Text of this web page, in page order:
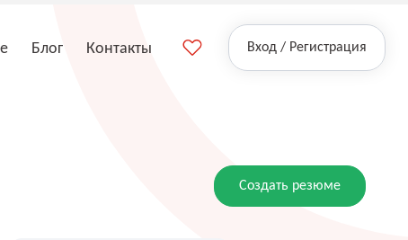
Блог Контакты Вход / Регистрация
Создать резюме